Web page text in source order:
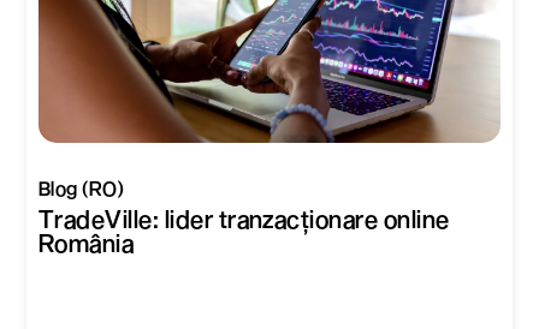
Blog (RO)
TradeVille: lider tranzacționare online
România